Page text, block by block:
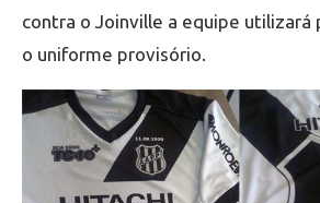
contra o Joinville a equipe utilizará
o uniforme provisório.